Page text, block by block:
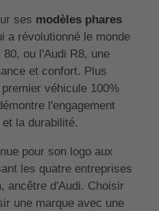
ses modèles phares
a révolutionné le monde
ou l'Audi R8, une
et confort. Plus
véhicule 100%
l'engagement
la durabilité.
pour son logo aux
les quatre entreprises
ancêtre d'Audi. Choisir
une marque avec une